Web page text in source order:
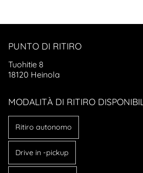
PUNTO DI RITIRO
Tuohitie 8
18120 Heinola
MODALITÀ DI RITIRO
Ritiro autonomo
Drive in -pickup